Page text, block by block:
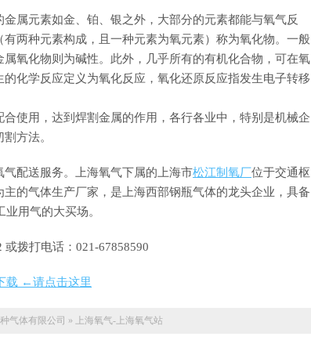
属元素如金、铂、银之外，大部分的元素都能与氧气反
两种元素构成，且一种元素为氧元素）称为氧化物。一般
氧化物则为碱性。此外，几乎所有的有机化合物，可在氧
化学反应定义为氧化反应，氧化还原反应指发生电子转移
使用，达到焊割金属的作用，各行各业中，特别是机械企
方法。
气配送服务。上海氧气下属的上海市松江制氧厂位于交通枢
的气体生产厂家，是上海西部钢瓶气体的龙头企业，具备
用气的大买场。
拨打电话：021-67858590
载 ←请点击这里
气体有限公司 » 上海氧气-上海氧气站